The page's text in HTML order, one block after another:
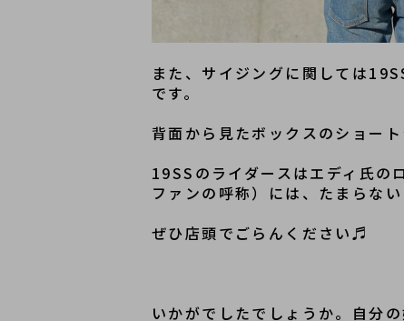
また、サイジングに関しては
です。
背面から見たボックスのショー
19SSのライダースはエディ氏の
ファンの呼称）には、たまらない
ぜひ店頭でごらんください♬
いかがでしたでしょうか。自分